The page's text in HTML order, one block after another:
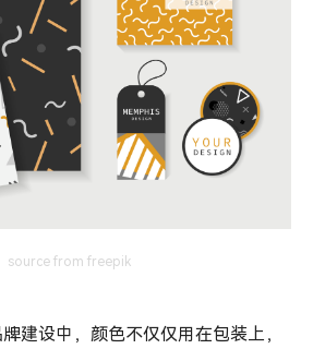
source from freepik
建设中，颜色不仅仅用在包装上，